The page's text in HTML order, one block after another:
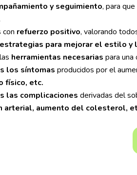
y seguimiento, para
con refuerzo positivo, valorando
estrategias para mejorar el estilo y
herramientas necesarias para
los síntomas producidos por el
físico, etc.
las complicaciones derivadas del
arterial, aumento del colesterol,